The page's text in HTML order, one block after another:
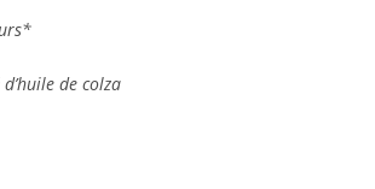
de colza